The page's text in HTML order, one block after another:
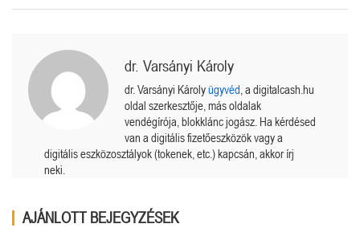
dr. Varsányi Károly
dr. Varsányi Károlyügyvéd , a digitalcash.hu
oldal szerkesztője, más oldalak
vendégírója, blokklánc jogász. Ha kérdésed
van a digitális fizetőeszközök vagy a
digitális eszközosztályok (tokenek, etc.) kapcsán, akkor írj
neki.
AJÁNLOTT BEJEGYZÉSEK